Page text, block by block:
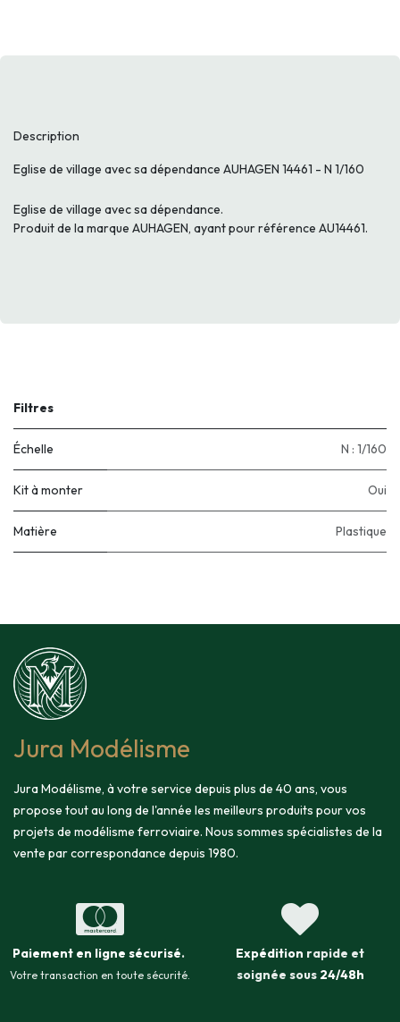
Description
Eglise de village avec sa dépendance AUHAGEN 14461 - N 1/160
Eglise de village avec sa dépendance.
Produit de la marque AUHAGEN, ayant pour référence AU14461.
Filtres
Échelle N : 1/160
Kit à monter Oui
Matière Plastique
Jura Modélisme
Jura Modélisme, à votre service depuis plus de 40 ans, vous
propose tout au long de l'année les meilleurs produits pour vos
projets de modélisme ferroviaire. Nous sommes spécialistes de la
vente par correspondance depuis 1980.
Paiement en ligne sécurisé.
Votre transaction en toute sécurité.
Expédition rapide et
soignée sous 24/48h